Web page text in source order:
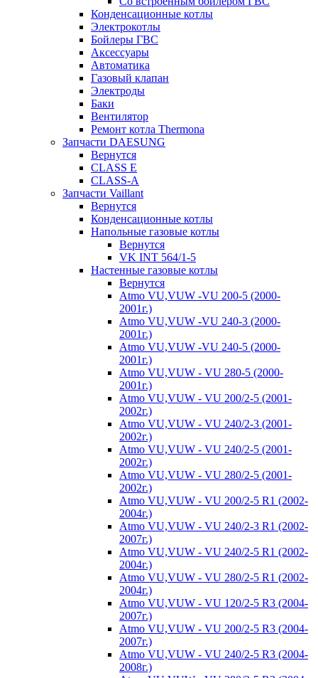
Конденсационные котлы
Электрокотлы
Бойлеры ГВС
Аксессуары
Автоматика
Газовый клапан
Электроды
Баки
Вентилятор
Ремонт котла Thermona
Запчасти DAESUNG
Вернутся
CLASS E
CLASS-A
Запчасти Vaillant
Вернутся
Конденсационные котлы
Напольные газовые котлы
Вернутся
VK INT 564/1-5
Настенные газовые котлы
Вернутся
Atmo VU,VUW -VU 200-5 (2000-
2001г.)
Atmo VU,VUW -VU 240-3 (2000-
2001г.)
Atmo VU,VUW -VU 240-5 (2000-
2001г.)
Atmo VU,VUW - VU 280-5 (2000-
2001г.)
Atmo VU,VUW - VU 200/2-5 (2001-
2002г.)
Atmo VU,VUW - VU 240/2-3 (2001-
2002г.)
Atmo VU,VUW - VU 240/2-5 (2001-
2002г.)
Atmo VU,VUW - VU 280/2-5 (2001-
2002г.)
Atmo VU,VUW - VU 200/2-5 R1 (2002-
2004г.)
Atmo VU,VUW - VU 240/2-3 R1 (2002-
2007г.)
Atmo VU,VUW - VU 240/2-5 R1 (2002-
2004г.)
Atmo VU,VUW - VU 280/2-5 R1 (2002-
2004г.)
Atmo VU,VUW - VU 120/2-5 R3 (2004-
2007г.)
Atmo VU,VUW - VU 200/2-5 R3 (2004-
2007г.)
Atmo VU,VUW - VU 240/2-5 R3 (2004-
2008г.)